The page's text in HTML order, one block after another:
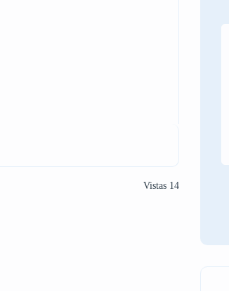
Vistas 14